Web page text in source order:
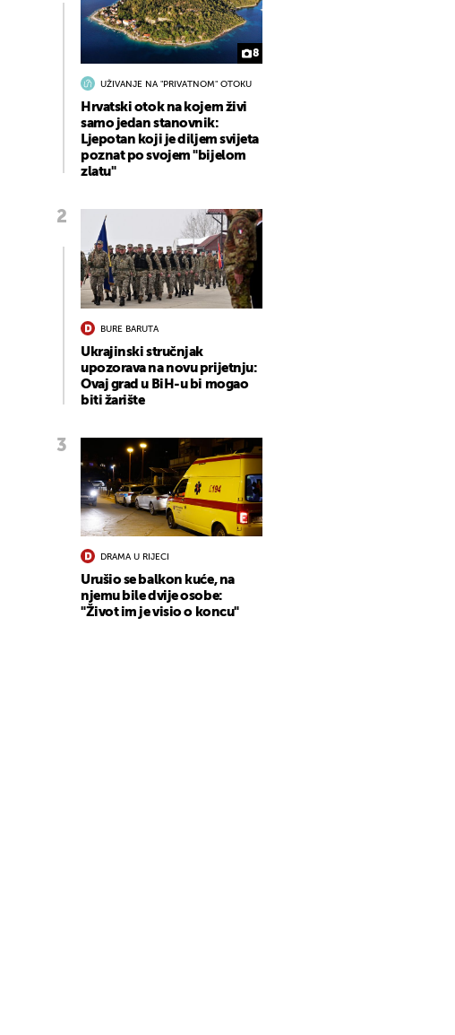
8
UŽIVANJE NA "PRIVATNOM" OTOKU
Hrvatski otok na kojem živi
samo jedan stanovnik:
Ljepotan koji je diljem svijeta
poznat po svojem "bijelom
zlatu"
BURE BARUTA
Ukrajinski stručnjak
upozorava na novu prijetnju:
Ovaj grad u BiH-u bi mogao
biti žarište
DRAMA U RIJECI
Urušio se balkon kuće, na
njemu bile dvije osobe:
"Život im je visio o koncu"